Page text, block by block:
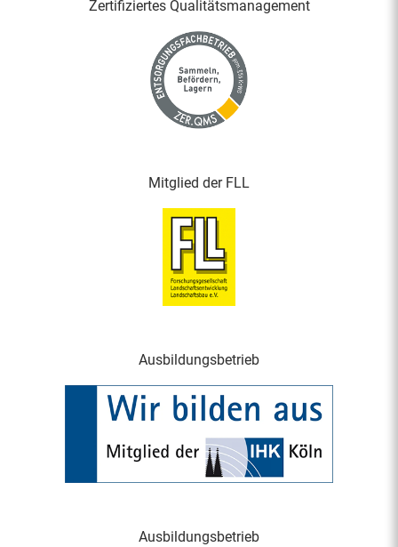
Zertifiziertes Qualitäts­management
Mitglied der FLL
Ausbildungsbetrieb
Ausbildungsbetrieb